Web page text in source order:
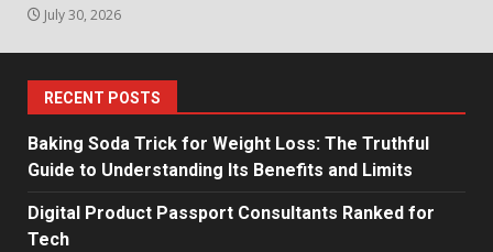
July 30, 2026
RECENT POSTS
Baking Soda Trick for Weight Loss: The Truthful
Guide to Understanding Its Benefits and Limits
Digital Product Passport Consultants Ranked for
Tech